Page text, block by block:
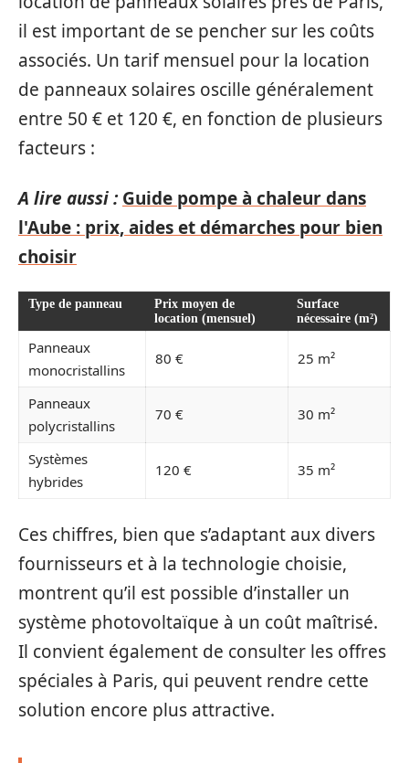
il est important de se pencher sur les coûts
associés. Un tarif mensuel pour la location
de panneaux solaires oscille généralement
entre 50 € et 120 €, en fonction de plusieurs
facteurs :
A lire aussi : Guide pompe à chaleur dans
l'Aube : prix, aides et démarches pour bien
choisir
Type de panneau
Prix moyen de
location (mensuel)
Surface
nécessaire (m²)
Panneaux
monocristallins
80 € 25 m²
Panneaux
polycristallins
70 € 30 m²
Systèmes
hybrides
120 € 35 m²
Ces chiffres, bien que s’adaptant aux divers
fournisseurs et à la technologie choisie,
montrent qu’il est possible d’installer un
système photovoltaïque à un coût maîtrisé.
Il convient également de consulter les offres
spéciales à Paris, qui peuvent rendre cette
solution encore plus attractive.